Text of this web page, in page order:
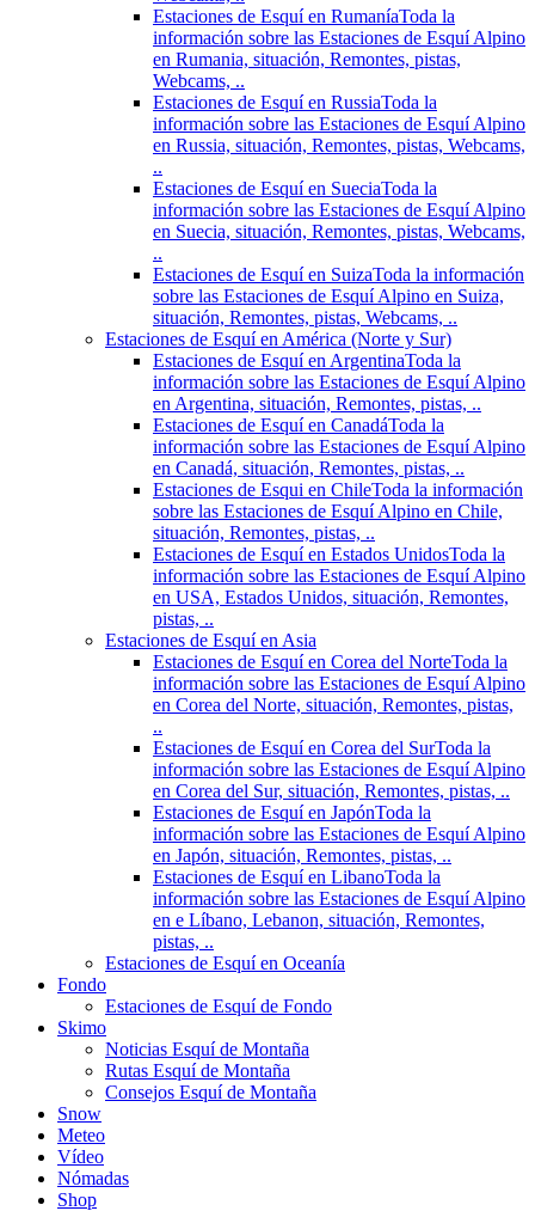
Estaciones de Esquí en RumaníaToda la
información sobre las Estaciones de Esquí Alpino
en Rumania, situación, Remontes, pistas,
Webcams, ..
Estaciones de Esquí en RussiaToda la
información sobre las Estaciones de Esquí Alpino
en Russia, situación, Remontes, pistas, Webcams,
..
Estaciones de Esquí en SueciaToda la
información sobre las Estaciones de Esquí Alpino
en Suecia, situación, Remontes, pistas, Webcams,
..
Estaciones de Esquí en SuizaToda la información
sobre las Estaciones de Esquí Alpino en Suiza,
situación, Remontes, pistas, Webcams, ..
Estaciones de Esquí en América (Norte y Sur)
Estaciones de Esquí en ArgentinaToda la
información sobre las Estaciones de Esquí Alpino
en Argentina, situación, Remontes, pistas, ..
Estaciones de Esquí en CanadáToda la
información sobre las Estaciones de Esquí Alpino
en Canadá, situación, Remontes, pistas, ..
Estaciones de Esqui en ChileToda la información
sobre las Estaciones de Esquí Alpino en Chile,
situación, Remontes, pistas, ..
Estaciones de Esquí en Estados UnidosToda la
información sobre las Estaciones de Esquí Alpino
en USA, Estados Unidos, situación, Remontes,
pistas, ..
Estaciones de Esquí en Asia
Estaciones de Esquí en Corea del NorteToda la
información sobre las Estaciones de Esquí Alpino
en Corea del Norte, situación, Remontes, pistas,
..
Estaciones de Esquí en Corea del SurToda la
información sobre las Estaciones de Esquí Alpino
en Corea del Sur, situación, Remontes, pistas, ..
Estaciones de Esquí en JapónToda la
información sobre las Estaciones de Esquí Alpino
en Japón, situación, Remontes, pistas, ..
Estaciones de Esquí en LibanoToda la
información sobre las Estaciones de Esquí Alpino
en e Líbano, Lebanon, situación, Remontes,
pistas, ..
Estaciones de Esquí en Oceanía
Fondo
Estaciones de Esquí de Fondo
Skimo
Noticias Esquí de Montaña
Rutas Esquí de Montaña
Consejos Esquí de Montaña
Snow
Meteo
Vídeo
Nómadas
Shop